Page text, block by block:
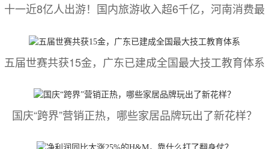
十一近8亿人出游！国内旅游收入超6千亿，河南消费最
五届世赛共获15金，广东已建成全国最大技工教育体系
国庆“跨界”营销正热，哪些家居品牌玩出了新花样？